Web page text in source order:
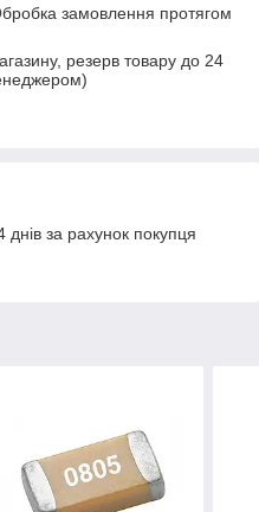
замовлення протягом
резерв товару до 24
за рахунок покупця